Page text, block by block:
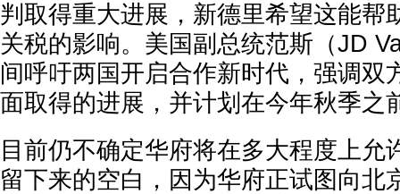
判取得重大进展，新德里希望这能帮
关税的影响。美国副总统范斯（JD
间呼吁两国开启合作新时代，强调双
面取得的进展，并计划在今年秋季之
目前仍不确定华府将在多大程度上允
留下来的空白，因为华府正试图向北